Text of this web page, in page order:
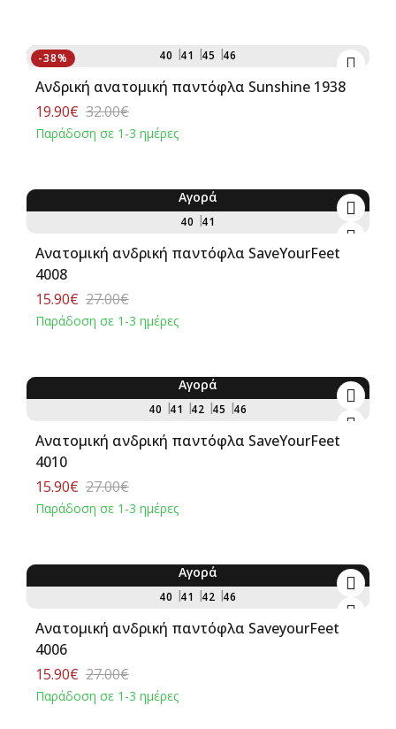
-38% 40 41 45 46
Ανδρική ανατομική παντόφλα Sunshine 1938
19.90€ 32.00€
Παράδοση σε 1-3 ημέρες
40
41
Αγορά
Ανατομική ανδρική παντόφλα SaveΥourFeet
4008
15.90€ 27.00€
Παράδοση σε 1-3 ημέρες
40
41 42 45 46
Αγορά
Ανατομική ανδρική παντόφλα SaveΥourFeet
4010
15.90€ 27.00€
Παράδοση σε 1-3 ημέρες
40
41 42 46
Αγορά
Ανατομική ανδρική παντόφλα SaveyourFeet
4006
15.90€ 27.00€
Παράδοση σε 1-3 ημέρες